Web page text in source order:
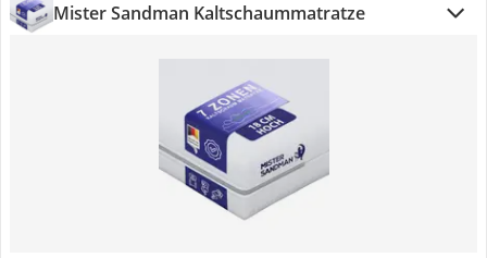
Mister Sandman Kaltschaummatratze